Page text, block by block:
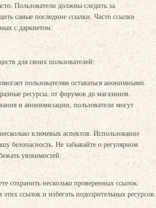
Пользователи должны следить за
самые последние ссылки. Часто ссылки
с даркнетом.
для своих пользователей:
пользователям оставаться анонимными.
ресурсы, от форумов до магазинов.
и анонимизации, пользователи могут
ключевых аспектов. Использование
безопасность. Не забывайте о регулярном
уязвимостей.
сохранить несколько проверенных ссылок.
этих ссылок и избегать подозрительных ресурсов.